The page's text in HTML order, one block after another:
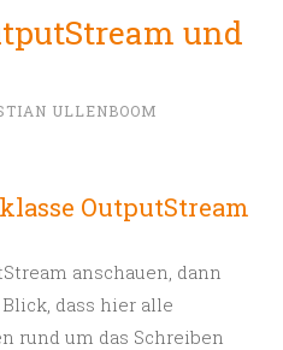
und
ULLENBOOM
OutputStream
anschauen, dann
dass hier alle
rund um das Schreiben